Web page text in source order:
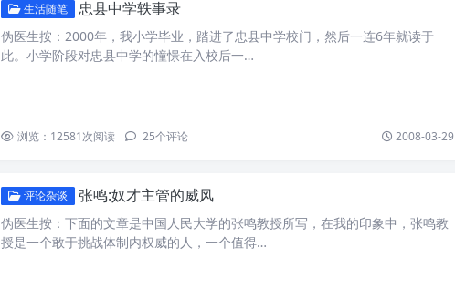
生活随笔 忠县中学轶事录
伪医生按：2000年，我小学毕业，踏进了忠县中学校门，然后一连6年就读于
此。小学阶段对忠县中学的憧憬在入校后一…
浏览：12581次阅读 25个评论 2008-03-29
评论杂谈 张鸣:奴才主管的威风
伪医生按：下面的文章是中国人民大学的张鸣教授所写，在我的印象中，张鸣教
授是一个敢于挑战体制内权威的人，一个值得…